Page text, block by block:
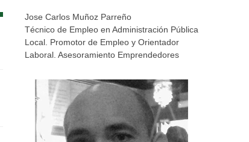
Jose Carlos Muñoz Parreño
Técnico de Empleo en Administración Pública
Local. Promotor de Empleo y Orientador
Laboral. Asesoramiento Emprendedores